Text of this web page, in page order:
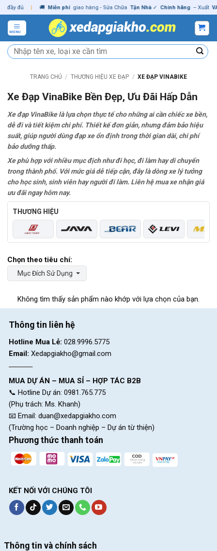
Skip
to
content
đủ | 🚚 Miễn phí giao hàng - Sửa Chữa Tận Nhà ✓ Chính hãng – Xuất VAT
MENU
Tìm
kiếm:
TRANG CHỦ / THƯƠNG HIỆU XE ĐẠP / XE ĐẠP VINABIKE
Xe Đạp VinaBike Bền Đẹp, Ưu Đãi Hấp Dẫn
Xe đạp VinaBike là lựa chọn thực tế cho những ai cần chiếc xe bền,
dễ đi và tiết kiệm chi phí. Thiết kế đơn giản, nhưng đảm bảo hiệu
suất, giúp người dùng đạp xe ổn định trong thời gian dài, chi phí
bảo dưỡng thấp.
Xe phù hợp với nhiều mục địch như đi học, đi làm hay di chuyển
trong thành phố. Với mức giá dễ tiếp cận, đây là dòng xe lý tưởng
cho học sinh, sinh viên hay người đi làm. Liên hệ mua xe nhận giá
ưu đãi ngay hôm nay.
THƯƠNG HIỆU
Mục Đích Sử Dụng
Không tìm thấy sản phẩm nào khớp với lựa chọn của bạn.
Thông tin liên hệ
Hotline Mua Lẻ: 028.9996.5775
Email: Xedapgiakho@gmail.com
MUA DỰ ÁN – MUA SỈ – HỢP TÁC B2B
📞 Hotline Dự án: 0981.765.775
(Phụ trách: Ms. Khanh)
📧 Email: duan@xedapgiakho.com
(Trường học – Doanh nghiệp – Dự án từ thiện)
Phương thức thanh toán
KẾT NỐI VỚI CHÚNG TÔI
Thông tin và chính sách